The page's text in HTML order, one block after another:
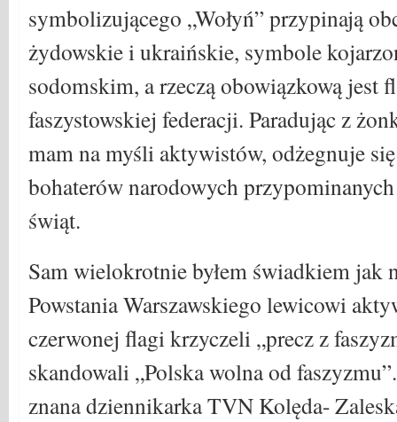
symbolizującego „Wołyń” przypinają
żydowskie i ukraińskie, symbole
sodomskim, a rzeczą obowiązkową jest
faszystowskiej federacji. Paradując z
mam na myśli aktywistów, odżegnuje
bohaterów narodowych
świąt.
Sam wielokrotnie byłem świadkiem jak
Powstania Warszawskiego lewicowi
czerwonej flagi krzyczeli „precz z
skandowali „Polska wolna od
znana dziennikarka TVN Kolęda-